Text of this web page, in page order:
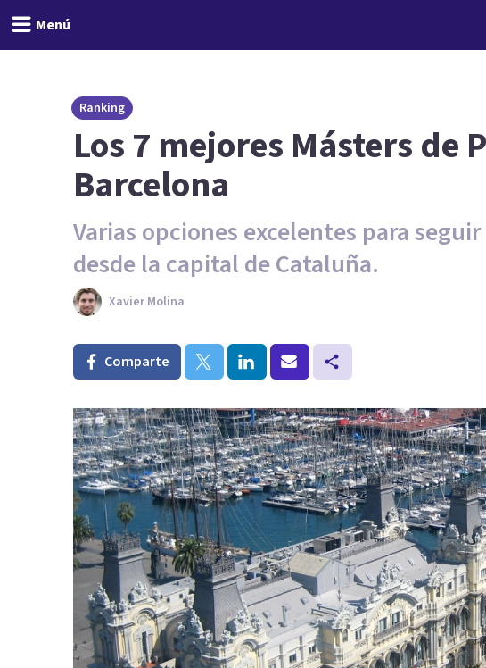
Menú
Ranking
Los 7 mejores Másters de
Barcelona
Varias opciones excelentes para
desde la capital de Cataluña.
Xavier Molina
Comparte